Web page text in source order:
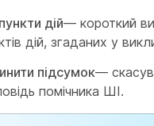
дій— короткий
дій, згаданих у
підсумок—
помічника ШІ.